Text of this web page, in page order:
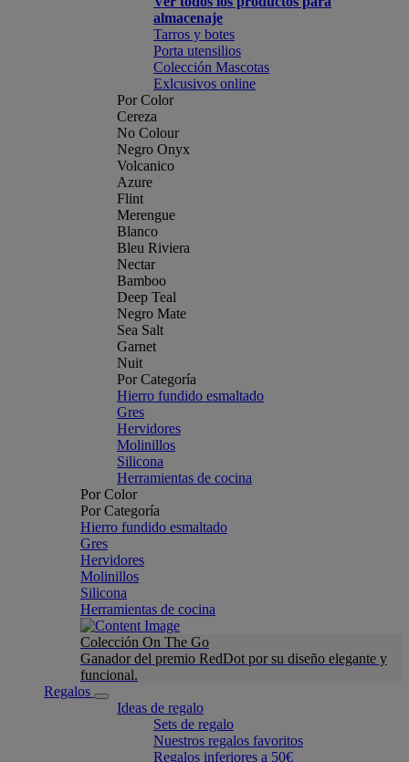
almacenaje
Tarros y botes
Porta utensilios
Colección Mascotas
Exlcusivos online
Por Color
Cereza
No Colour
Negro Onyx
Volcanico
Azure
Flint
Merengue
Blanco
Bleu Riviera
Nectar
Bamboo
Deep Teal
Negro Mate
Sea Salt
Garnet
Nuit
Por Categoría
Hierro fundido esmaltado
Gres
Hervidores
Molinillos
Silicona
Herramientas de cocina
Por Color
Por Categoría
Hierro fundido esmaltado
Gres
Hervidores
Molinillos
Silicona
Herramientas de cocina
Colección On The Go
Ganador del premio RedDot por su diseño elegante y
funcional.
Regalos
Ideas de regalo
Sets de regalo
Nuestros regalos favoritos
Regalos inferiores a 50€